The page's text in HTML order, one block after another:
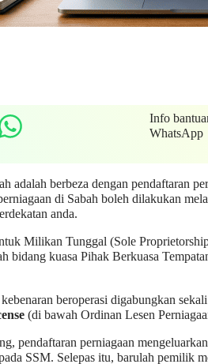
Info
WhatsApp
adalah berbeza dengan pendaftaran
di Sabah boleh dilakukan
anda.
Milikan Tunggal (Sole
bidang kuasa Pihak Berkuasa
beroperasi digabungkan
(di bawah Ordinan Lesen
pendaftaran perniagaan
SSM. Selepas itu, barulah pemilik